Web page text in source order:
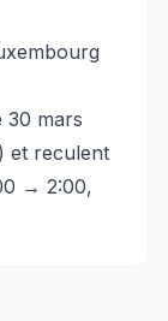
30 mars
et reculent
→ 2:00,